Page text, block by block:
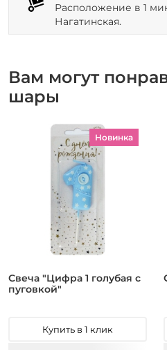
Расположение в 1
Нагатинская.
Вам могут
шары
Новинка
Свеча "Цифра 1 голубая с
пуговкой"
Купить в 1 клик